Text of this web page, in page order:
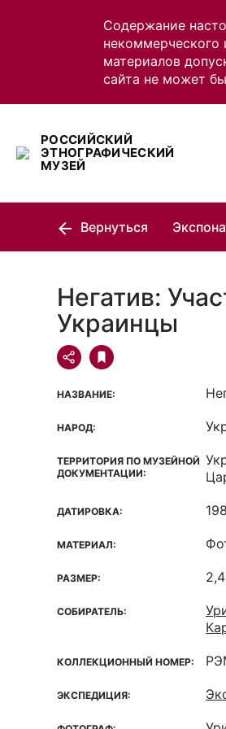
Содержание
некоммерческого
материалов
сайта не может
РОССИЙСКИЙ
ЭТНОГРАФИЧЕСКИЙ
МУЗЕЙ
Вернуться
Негатив:
Украинцы
НАЗВАНИЕ:
НАРОД:
ТЕРРИТОРИЯ ПО МУЗЕЙНОЙ
ДОКУМЕНТАЦИИ:
ДАТИРОВКА:
МАТЕРИАЛ:
РАЗМЕР:
СОБИРАТЕЛЬ:
КОЛЛЕКЦИОННЫЙ НОМЕР:
ЭКСПЕДИЦИЯ: